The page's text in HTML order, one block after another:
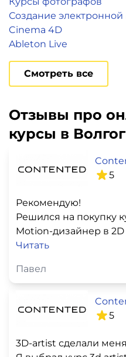
Создание
Cinema 4D
Ableton Live
Смотреть все
Отзывы про
курсы в
5
Рекомендую!
Решился на покупку
Motion-дизайнер в 2D
Читать
Павел
5
3D-artist сделали